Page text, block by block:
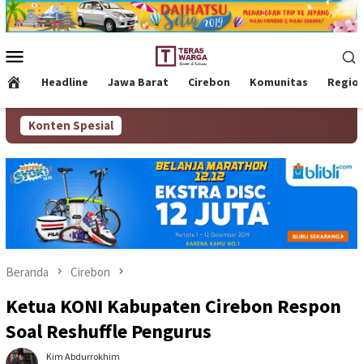
Loncat
ke
Mobile
Headline Jawa Barat Cirebon Komunitas
Konten Spesial
Beranda Cirebon
Ketua KONI Kabupaten Cirebon Respon
Soal Reshuffle Pengurus
Kim Abdurrokhim